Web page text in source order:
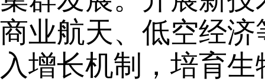
商业航天、低空经
入增长机制，培育